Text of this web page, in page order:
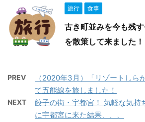
旅行 食事
古き町並みを今も残
を散策して来ました！
PREV
（2020年3月）「リゾートしら
て五能線を旅しました！
NEXT
餃子の街・宇都宮！ 気軽な気持
に宇都宮に来た結果、、、